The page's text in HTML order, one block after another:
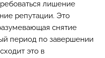
лишение
репутации. Это
снятие
период по завершении
это в